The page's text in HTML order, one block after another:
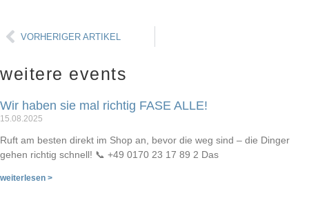
VORHERIGER ARTIKEL
weitere events
Wir haben sie mal richtig FASE ALLE!
15.08.2025
Ruft am besten direkt im Shop an, bevor die weg sind – die Dinger
gehen richtig schnell! 📞 +49 0170 23 17 89 2 Das
weiterlesen >